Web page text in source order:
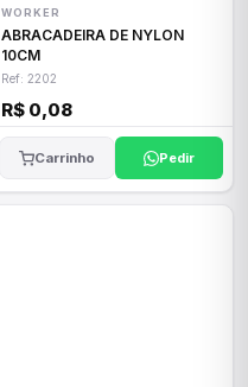
WORKER
ABRACADEIRA DE NYLON
10CM
Ref: 2202
R$ 0,08
Carrinho Pedir